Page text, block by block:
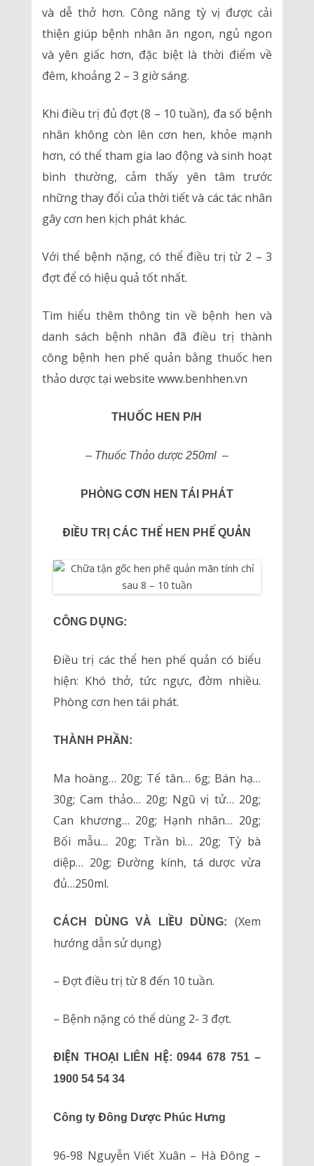
và dễ thở hơn. Công năng tỳ vị được cải
thiện giúp bệnh nhân ăn ngon, ngủ ngon
và yên giấc hơn, đặc biệt là thời điểm về
đêm, khoảng 2 – 3 giờ sáng.
Khi điều trị đủ đợt (8 – 10 tuần), đa số bệnh
nhân không còn lên cơn hen, khỏe mạnh
hơn, có thể tham gia lao động và sinh hoạt
bình thường, cảm thấy yên tâm trước
những thay đổi của thời tiết và các tác nhân
gây cơn hen kịch phát khác.
Với thể bệnh nặng, có thể điều trị từ 2 – 3
đợt để có hiệu quả tốt nhất.
Tìm hiểu thêm thông tin về bệnh hen và
danh sách bệnh nhân đã điều trị thành
công bệnh hen phế quản bằng thuốc hen
thảo dược tại website www.benhhen.vn
THUỐC HEN P/H
– Thuốc Thảo dược 250ml –
PHÒNG CƠN HEN TÁI PHÁT
ĐIỀU TRỊ CÁC THỂ HEN PHẾ QUẢN
CÔNG DỤNG:
Điều trị các thể hen phế quản có biểu
hiện: Khó thở, tức ngực, đờm nhiều.
Phòng cơn hen tái phát.
THÀNH PHẦN:
Ma hoàng… 20g; Tế tân… 6g; Bán hạ…
30g; Cam thảo… 20g; Ngũ vị tử… 20g;
Can khương… 20g; Hạnh nhân… 20g;
Bối mẫu… 20g; Trần bì… 20g; Tỳ bà
diệp… 20g; Đường kính, tá dược vừa
đủ…250ml.
CÁCH DÙNG VÀ LIỀU DÙNG:
(Xem
hướng dẫn sử dụng)
– Đợt điều trị từ 8 đến 10 tuần.
– Bệnh nặng có thể dùng 2- 3 đợt.
ĐIỆN THOẠI LIÊN HỆ: 0944 678 751 –
1900 54 54 34
Công ty Đông Dược Phúc Hưng
96-98 Nguyễn Viết Xuân – Hà Đông –